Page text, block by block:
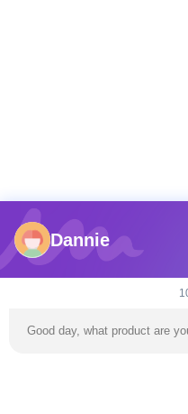
Dannie
Good day, what product are